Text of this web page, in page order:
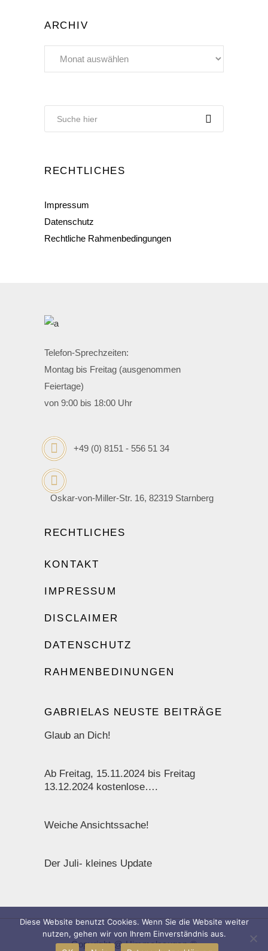
ARCHIV
Archiv
RECHTLICHES
Impressum
Datenschutz
Rechtliche Rahmenbedingungen
Telefon-Sprechzeiten:
Montag bis Freitag (ausgenommen
Feiertage)
von 9:00 bis 18:00 Uhr
+49 (0) 8151 - 556 51 34
Oskar-von-Miller-Str. 16, 82319 Starnberg
RECHTLICHES
KONTAKT
IMPRESSUM
DISCLAIMER
DATENSCHUTZ
RAHMENBEDINUNGEN
GABRIELAS NEUSTE BEITRÄGE
Glaub an Dich!
Ab Freitag, 15.11.2024 bis Freitag
13.12.2024 kostenlose….
Weiche Ansichtssache!
Der Juli- kleines Update
Copyright @ Himmelsaugen ®
Diese Website benutzt Cookies. Wenn Sie die Website weiter
nutzen, gehen wir von Ihrem Einverständnis aus.